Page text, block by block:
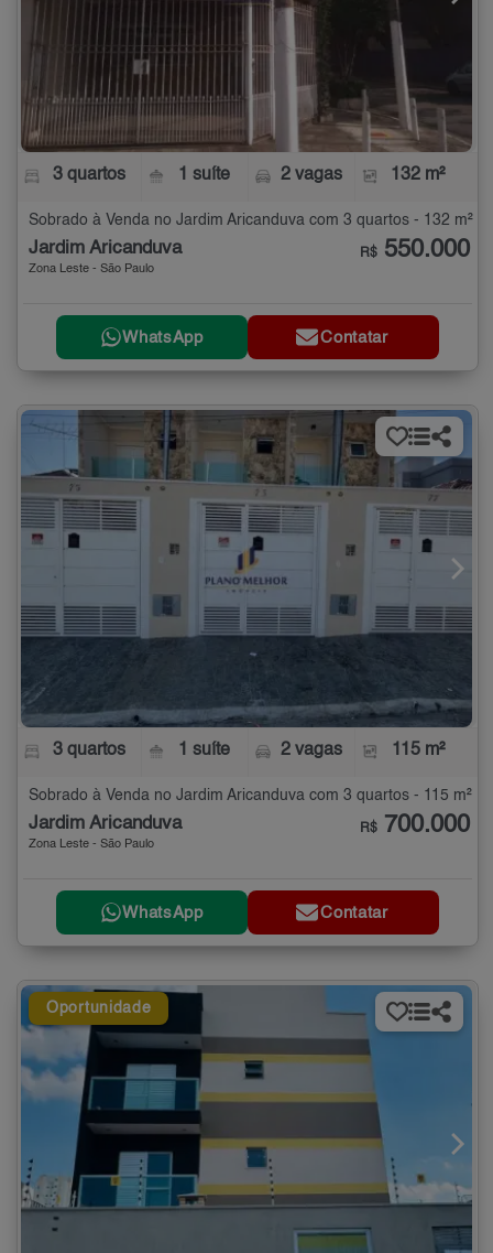
3 quartos 1 suíte 2 vagas 132 m²
Sobrado à Venda no Jardim Aricanduva com 3 quartos - 132 m²
Jardim Aricanduva
Zona Leste - São Paulo
R$ 550.000
WhatsApp Contatar
3 quartos 1 suíte 2 vagas 115 m²
Sobrado à Venda no Jardim Aricanduva com 3 quartos - 115 m²
Jardim Aricanduva
Zona Leste - São Paulo
R$ 700.000
WhatsApp Contatar
Oportunidade